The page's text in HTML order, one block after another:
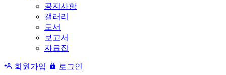
공지사항
갤러리
도서
보고서
자료집
회원가입 로그인